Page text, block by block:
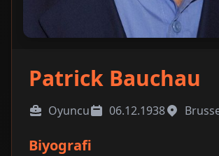
Patrick Bauchau
Oyuncu 06.12.1938
Biyografi